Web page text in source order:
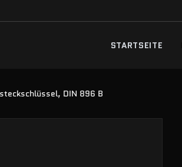
STARTSEITE
DIN 896 B